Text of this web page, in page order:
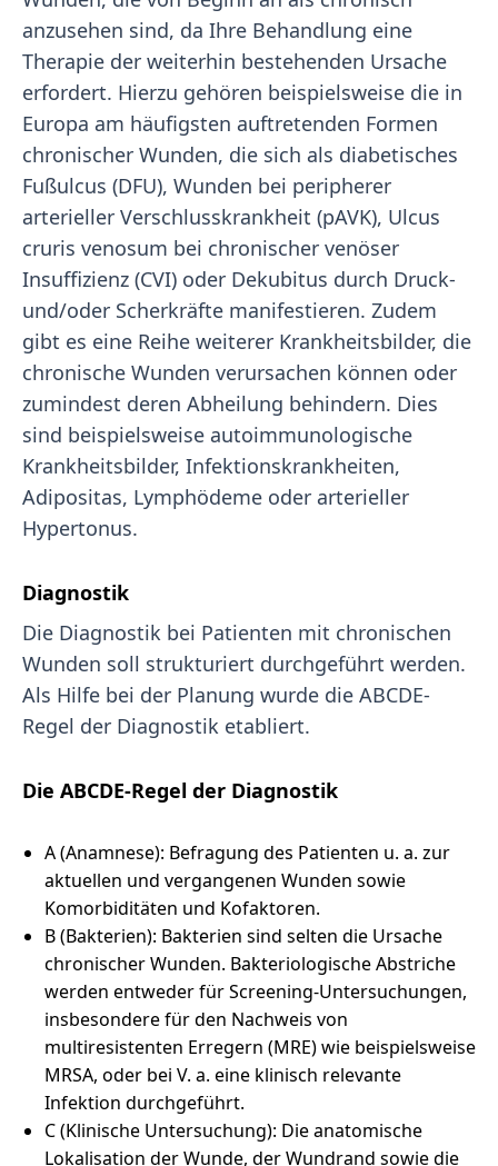
anzusehen sind, da Ihre Behandlung eine
Therapie der weiterhin bestehenden Ursache
erfordert. Hierzu gehören beispielsweise die in
Europa am häufigsten auftretenden Formen
chronischer Wunden, die sich als diabetisches
Fußulcus (DFU), Wunden bei peripherer
arterieller Verschlusskrankheit (pAVK), Ulcus
cruris venosum bei chronischer venöser
Insuffizienz (CVI) oder Dekubitus durch Druck-
und/oder Scherkräfte manifestieren. Zudem
gibt es eine Reihe weiterer Krankheitsbilder, die
chronische Wunden verursachen können oder
zumindest deren Abheilung behindern. Dies
sind beispielsweise autoimmunologische
Krankheitsbilder, Infektionskrankheiten,
Adipositas, Lymphödeme oder arterieller
Hypertonus.
Diagnostik
Die Diagnostik bei Patienten mit chronischen
Wunden soll strukturiert durchgeführt werden.
Als Hilfe bei der Planung wurde die ABCDE-
Regel der Diagnostik etabliert.
Die ABCDE-Regel der Diagnostik
A (Anamnese): Befragung des Patienten u. a. zur
aktuellen und vergangenen Wunden sowie
Komorbiditäten und Kofaktoren.
B (Bakterien): Bakterien sind selten die Ursache
chronischer Wunden. Bakteriologische Abstriche
werden entweder für Screening-Untersuchungen,
insbesondere für den Nachweis von
multiresistenten Erregern (MRE) wie beispielsweise
MRSA, oder bei V. a. eine klinisch relevante
Infektion durchgeführt.
C (Klinische Untersuchung): Die anatomische
Lokalisation der Wunde, der Wundrand sowie die